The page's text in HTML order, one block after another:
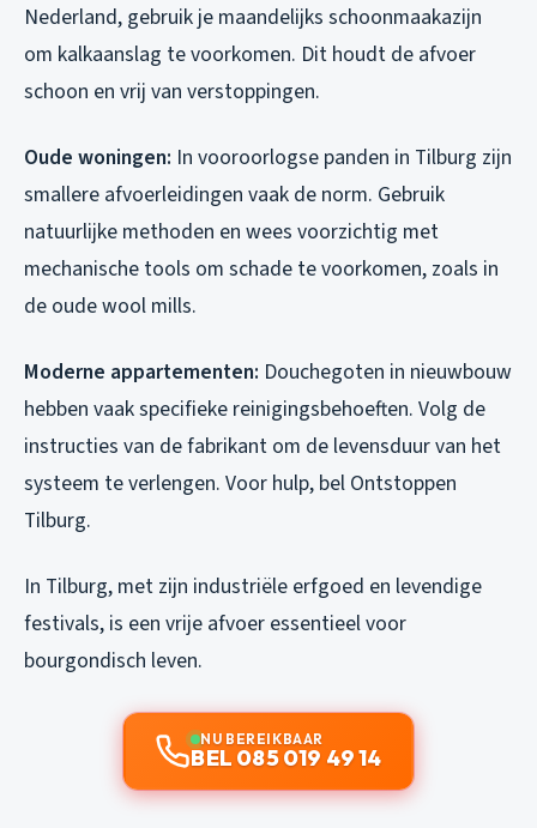
Nederland, gebruik je maandelijks schoonmaakazijn
om kalkaanslag te voorkomen. Dit houdt de afvoer
schoon en vrij van verstoppingen.
Oude woningen: In vooroorlogse panden in Tilburg zijn
smallere afvoerleidingen vaak de norm. Gebruik
natuurlijke methoden en wees voorzichtig met
mechanische tools om schade te voorkomen, zoals in
de oude wool mills.
Moderne appartementen: Douchegoten in nieuwbouw
hebben vaak specifieke reinigingsbehoeften. Volg de
instructies van de fabrikant om de levensduur van het
systeem te verlengen. Voor hulp, bel Ontstoppen
Tilburg.
In Tilburg, met zijn industriële erfgoed en levendige
festivals, is een vrije afvoer essentieel voor
bourgondisch leven.
NU BEREIKBAAR
BEL 085 019 49 14